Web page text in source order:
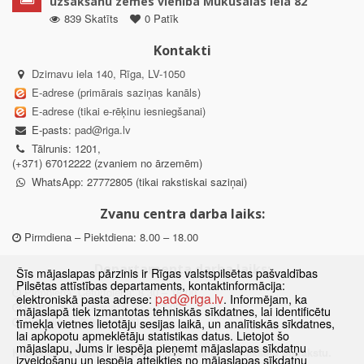
839 Skatīts
0 Patīk
Kontakti
Dzirnavu iela 140, Rīga, LV-1050
E-adrese (primārais saziņas kanāls)
E-adrese (tikai e-rēķinu iesniegšanai)
E-pasts: pad@riga.lv
Tālrunis: 1201,
(+371) 67012222 (zvaniem no ārzemēm)
WhatsApp: 27772805 (tikai rakstiskai saziņai)
Zvanu centra darba laiks:
Pirmdiena – Piektdiena: 8.00 – 18.00
Departamenta darba laiks:
Pirmdiena, Ceturtdiena: 8.30 – 18.00
Otrdiena, Trešdiena: 8.30 – 17.00
Piektdiena: 8.30 – 15.00
Klātienes konsultācijas pieejamas tikai ar iepriekšēju pierakstu.
Šīs mājaslapas pārzinis ir Rīgas valstspilsētas pašvaldības
Pilsētas attīstības departaments, kontaktinformācija:
elektroniskā pasta adrese: pad@riga.lv. Informējam, ka
mājaslapā tiek izmantotas tehniskās sīkdatnes, lai identificētu
tīmekļa vietnes lietotāju sesijas laikā, un analītiskās sīkdatnes,
lai apkopotu apmeklētāju statistikas datus. Lietojot šo
mājaslapu, Jums ir iespēja pieņemt mājaslapas sīkdatņu
izveidošanu un iespēja atteikties no mājaslapas sīkdatņu